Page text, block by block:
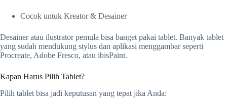
Cocok untuk Kreator & Desainer
Desainer atau ilustrator pemula bisa banget pakai tablet. Banyak tablet
yang sudah mendukung stylus dan aplikasi menggambar seperti
Procreate, Adobe Fresco, atau ibisPaint.
Kapan Harus Pilih Tablet?
Pilih tablet bisa jadi keputusan yang tepat jika Anda: